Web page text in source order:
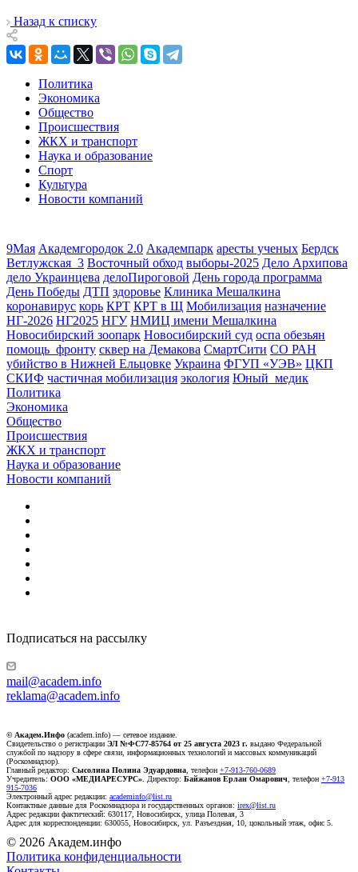
Назад к списку
Политика
Экономика
Общество
Происшествия
ЖКХ и транспорт
Наука и образование
Спорт
Культура
Новости компаний
9Мая Академгородок 2.0 Академпарк аресты ученых Бердск
Ветлужская_3 Восточный обход выборы-2025 Дело Архипова
дело Украинцева делоПироговой День города программа
День Победы ДТП здоровье Клиника Мешалкина
коронавирус корь КРТ КРТ в Щ Мобилизация назначение
НГ-2026 НГ2025 НГУ НМИЦ имени Мешалкина
Новосибирский зоопарк Новосибирский суд оспа обезьян
помощь_фронту сквер на Демакова СмартСити СО РАН
убийство в Нижней Ельцовке Украина ФГУП «УЭВ» ЦКП
СКИФ частичная мобилизация экология Юный_медик
Политика
Экономика
Общество
Происшествия
ЖКХ и транспорт
Наука и образование
Новости компаний
Подписаться на рассылку
mail@academ.info
reklama@academ.info
© Академ.Инфо (academ.info) — сетевое издание.
Свидетельство о регистрации ЭЛ №ФС77-85764 от 25 августа 2023 г. выдано Федеральной
службой по надзору в сфере связи, информационных технологий и массовых коммуникаций
(Роскомнадзор).
Главный редактор: Сысолина Полина Эдуардовна , телефон +7-913-760-0689
Учредитель: ООО «МЕДИАРЕСУРС» . Директор: Байжанов Ерлан Омарович , телефон +7-913
915-7036
Электронный адрес редакции: academinfo@list.ru
Контактные данные для Роскомнадзора и государственных органов: irex@list.ru
Адрес редакции фактический: 630117, Новосибирск, улица Полевая, 3
Адрес для корреспонденции: 630055, Новосибирск, ул. Разъездная, 10, цокольный этаж, офис 5.
© 2026 Академ.инфо
Политика конфиденциальности